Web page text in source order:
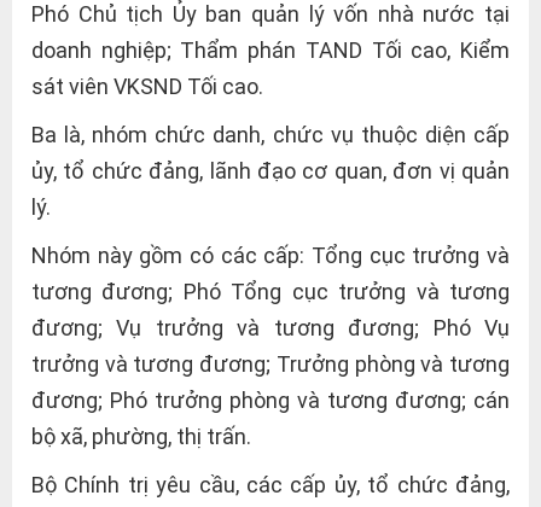
Phó Chủ tịch Ủy ban quản lý vốn nhà nước tại
doanh nghiệp; Thẩm phán TAND Tối cao, Kiểm
sát viên VKSND Tối cao.
Ba là, nhóm chức danh, chức vụ thuộc diện cấp
ủy, tổ chức đảng, lãnh đạo cơ quan, đơn vị quản
lý.
Nhóm này gồm có các cấp: Tổng cục trưởng và
tương đương; Phó Tổng cục trưởng và tương
đương; Vụ trưởng và tương đương; Phó Vụ
trưởng và tương đương; Trưởng phòng và tương
đương; Phó trưởng phòng và tương đương; cán
bộ xã, phường, thị trấn.
Bộ Chính trị yêu cầu, các cấp ủy, tổ chức đảng,